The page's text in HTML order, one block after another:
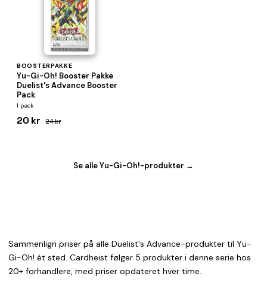
BOOSTERPAKKE
Yu-Gi-Oh! Booster Pakke
Duelist's Advance Booster
Pack
1 pack
20 kr 24 kr
Se alle Yu-Gi-Oh!-produkter →
Sammenlign priser på alle Duelist's Advance-produkter til Yu-
Gi-Oh! ét sted. Cardheist følger 5 produkter i denne serie hos
20+ forhandlere, med priser opdateret hver time.